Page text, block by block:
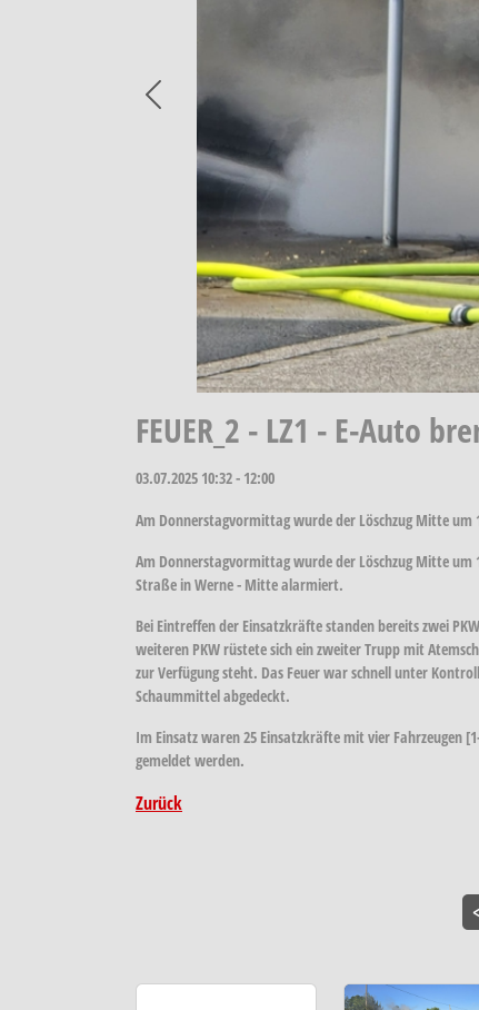
Previous
FEUER_2 - LZ1 - E-Auto
03.07.2025 10:32 - 12:00
Am Donnerstagvormittag wurde der Löschzug Mitte
Am Donnerstagvormittag wurde der Löschzug Mitte
Straße in Werne - Mitte alarmiert.
Bei Eintreffen der Einsatzkräfte standen bereits zwei
weiteren PKW rüstete sich ein zweiter Trupp mit
zur Verfügung steht. Das Feuer war schnell unter
Schaummittel abgedeckt.
Im Einsatz waren 25 Einsatzkräfte mit vier Fahrzeugen
gemeldet werden.
Zurück